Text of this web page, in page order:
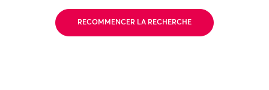
RECOMMENCER LA RECHERCHE